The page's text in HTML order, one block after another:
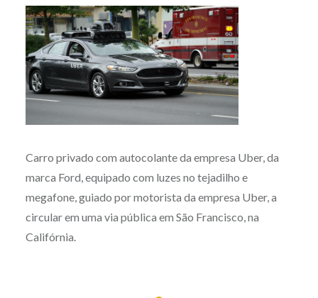
Carro privado com autocolante da empresa Uber, da
marca Ford, equipado com luzes no tejadilho e
megafone, guiado por motorista da empresa Uber, a
circular em uma via pública em São Francisco, na
Califórnia.